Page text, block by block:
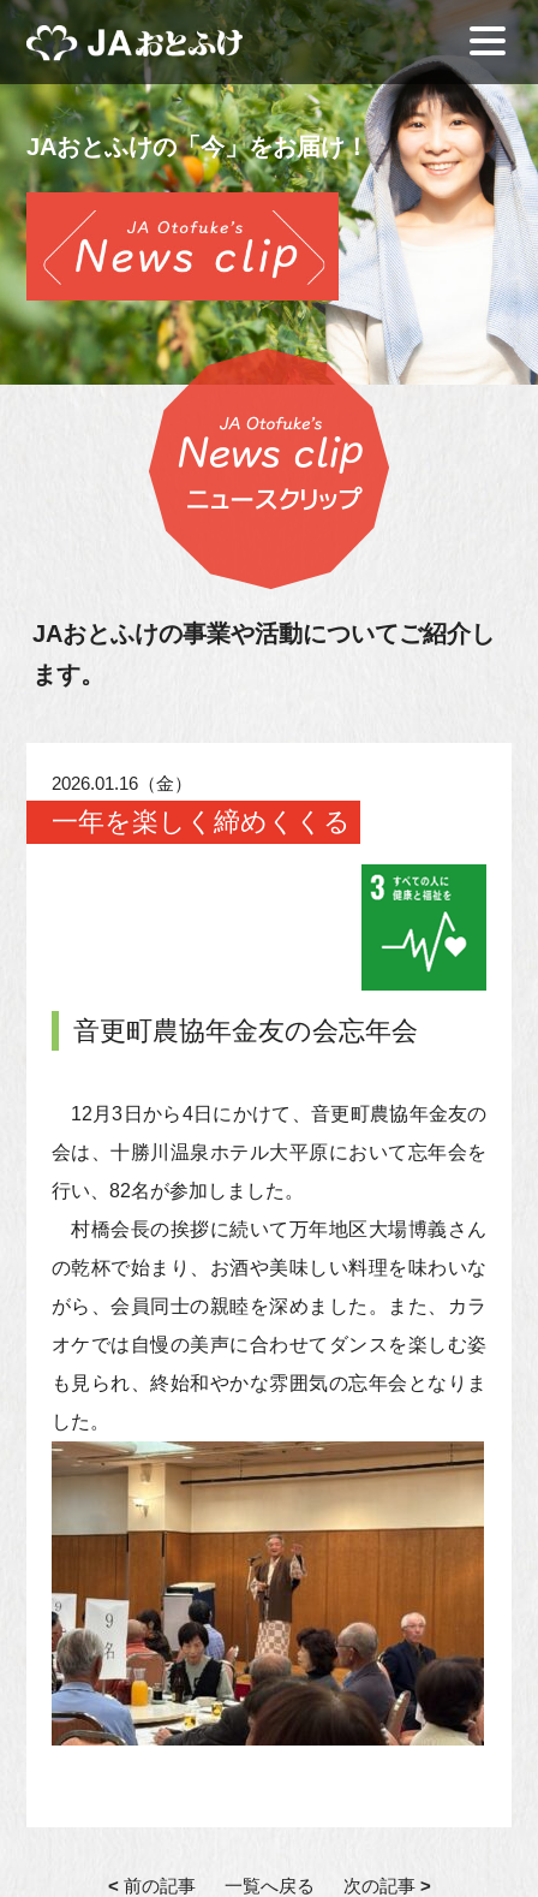
JAおとふけの「今」をお届け！
JAおとふけの事業や活動についてご紹介し
ます。
2026.01.16（金）
一年を楽しく締めくくる
音更町農協年金友の会忘年会
12月3日から4日にかけて、音更町農協年金友の
会は、十勝川温泉ホテル大平原において忘年会を
行い、82名が参加しました。
村橋会長の挨拶に続いて万年地区大場博義さん
の乾杯で始まり、お酒や美味しい料理を味わいな
がら、会員同士の親睦を深めました。また、カラ
オケでは自慢の美声に合わせてダンスを楽しむ姿
も見られ、終始和やかな雰囲気の忘年会となりま
した。
< 前の記事 一覧へ戻る 次の記事>